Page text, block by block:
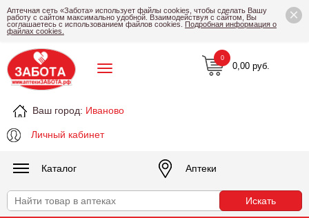
×
Аптечная сеть «Забота» использует файлы cookies, чтобы сделать Вашу
работу с сайтом максимально удобной. Взаимодействуя с сайтом, Вы
соглашаетесь с использованием файлов cookies. Подробная информация о
файлах cookies.
Ваш город: Иваново
Личный кабинет
0,00 руб.
0
Каталог Аптеки